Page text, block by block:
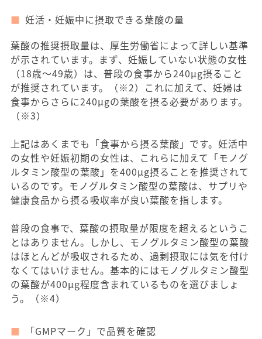
妊活・妊娠中に摂取できる葉酸の量
葉酸の推奨摂取量は、厚生労働省によって詳しい基準
が示されています。まず、妊娠していない状態の女性
（18歳〜49歳）は、普段の食事から240μg摂ること
が推奨されています。（※2）これに加えて、妊婦は
食事からさらに240μgの葉酸を摂る必要があります。
（※3）
上記はあくまでも「食事から摂る葉酸」です。妊活中
の女性や妊娠初期の女性は、これらに加えて「モノグ
ルタミン酸型の葉酸」を400μg摂ることを推奨されて
いるのです。モノグルタミン酸型の葉酸は、サプリや
健康食品から摂る吸収率が良い葉酸を指します。
普段の食事で、葉酸の摂取量が限度を超えるというこ
とはありません。しかし、モノグルタミン酸型の葉酸
はほとんどが吸収されるため、過剰摂取には気を付け
なくてはいけません。基本的にはモノグルタミン酸型
の葉酸が400μg程度含まれているものを選びましょ
う。（※4）
「GMPマーク」で品質を確認